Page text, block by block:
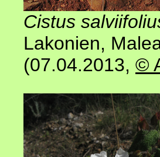
Cistus
Lakonien,
(07.04.2013, ©